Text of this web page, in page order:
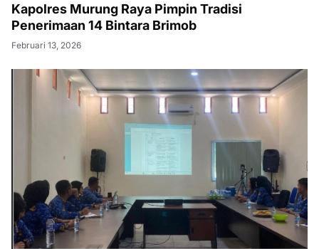
Kapolres Murung Raya Pimpin Tradisi
Penerimaan 14 Bintara Brimob
Februari 13, 2026